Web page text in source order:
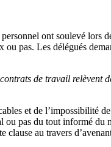
ont soulevé lors
pas. Les délégués
de travail relèvent
et de l’impossibilité
pas du tout informé du
clause au travers